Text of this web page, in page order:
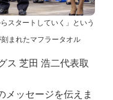
スタートしていく」という
まれたマフラータオル
ス 芝田 浩二代表取
メッセージを伝えま